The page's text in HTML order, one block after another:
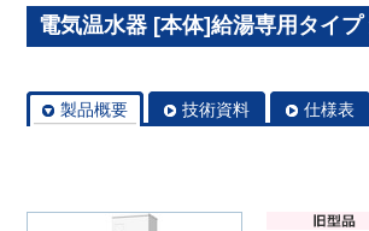
電気温水器 [本体]給湯専用タイ
製品概要 技術資料 仕様表